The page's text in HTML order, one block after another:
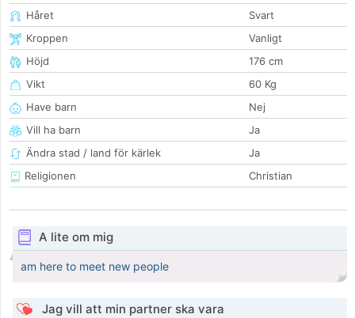
Håret
Svart
Kroppen
Vanligt
Höjd
176 cm
Vikt
60 Kg
Have barn
Nej
Vill ha barn
Ja
Ändra stad / land för kärlek
Ja
Religionen
Christian
A lite om mig
am here to meet new people
Jag vill att min partner ska vara